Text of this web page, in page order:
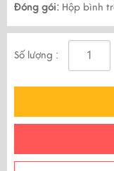
Đóng gói: Hộp bình
Số lượng :